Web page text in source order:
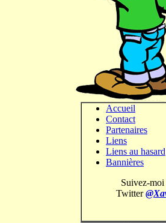
Accueil
Contact
Partenaires
Liens
Liens au hasard
Bannières
Suivez-moi
Twitter